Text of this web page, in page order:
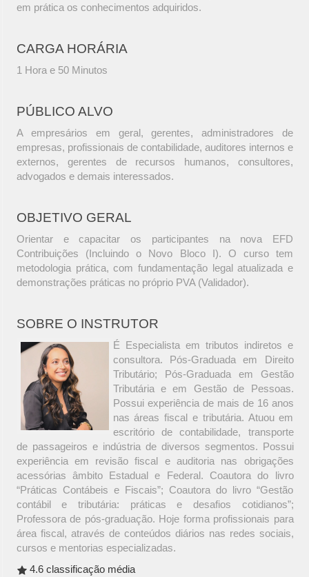
em prática os conhecimentos adquiridos.
CARGA HORÁRIA
1 Hora e 50 Minutos
PÚBLICO ALVO
A empresários em geral, gerentes, administradores de
empresas, profissionais de contabilidade, auditores internos e
externos, gerentes de recursos humanos, consultores,
advogados e demais interessados.
OBJETIVO GERAL
Orientar e capacitar os participantes na nova EFD
Contribuições (Incluindo o Novo Bloco I). O curso tem
metodologia prática, com fundamentação legal atualizada e
demonstrações práticas no próprio PVA (Validador).
SOBRE O INSTRUTOR
É Especialista em tributos indiretos e
consultora. Pós-Graduada em Direito
Tributário; Pós-Graduada em Gestão
Tributária e em Gestão de Pessoas.
Possui experiência de mais de 16 anos
nas áreas fiscal e tributária. Atuou em
escritório de contabilidade, transporte
de passageiros e indústria de diversos segmentos. Possui
experiência em revisão fiscal e auditoria nas obrigações
acessórias âmbito Estadual e Federal. Coautora do livro
“Práticas Contábeis e Fiscais”; Coautora do livro “Gestão
contábil e tributária: práticas e desafios cotidianos”;
Professora de pós-graduação. Hoje forma profissionais para
área fiscal, através de conteúdos diários nas redes sociais,
cursos e mentorias especializadas.
4.6 classificação média